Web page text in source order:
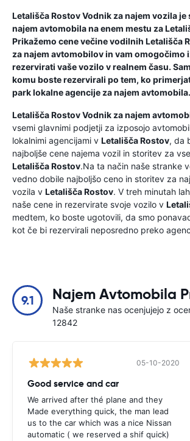
Letališča RostovVodnik za najem vozilaje
najem avtomobila na enem mestu za
Prikažemo cene večine vodilnih Letališča
za najem avtomobilov in vam omogočimo
rezervirati vaše vozilo v realnem času.
komu boste rezervirali po tem, ko
park lokalne agencije za najem avtomobila.
Letališča RostovVodnik za najem
vsemi glavnimi podjetji za izposojo
lokalnimi agencijami v Letališča Rostov, da
najboljše cene najema vozil in storitev za
Letališča Rostov.Na ta način naše stranke
vedno dobile najboljšo ceno in storitev za
vozila v Letališča Rostov. V treh minutah
naše cene in rezervirate svoje vozilo v
medtem, ko boste ugotovili, da smo
kot če bi rezervirali neposredno preko
9.1 Najem Avtomobila
Naše stranke nas ocenjujejo z
12842
05-10-2020
Good service and car
We arrived after thé plane and they
Made everything quick, the man lead
us to the car which was a nice Nissan
automatic ( we reserved a shif quick)